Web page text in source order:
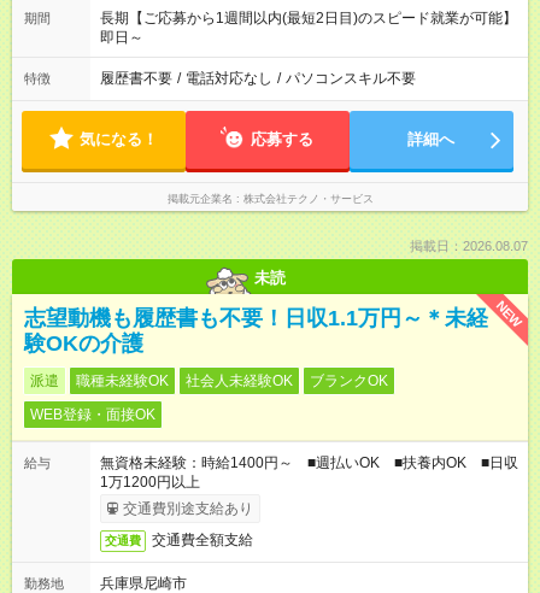
期間
長期【ご応募から1週間以内(最短2日目)のスピード就業が可能】
即日～
特徴 履歴書不要 / 電話対応なし / パソコンスキル不要
気になる！ 応募する 詳細へ
掲載元企業名 株式会社テクノ・サービス
掲載日：2026.08.07
未読
NEW
志望動機も履歴書も不要！日収1.1万円～＊未経
験OKの介護
派遣 職種未経験OK 社会人未経験OK
ブランクOK
WEB登録・面接OK
給与
無資格未経験：時給1400円～ ■週払いOK ■扶養内OK ■日収
1万1200円以上
交通費別途支給あり
交通費 交通費全額支給
勤務地
兵庫県尼崎市